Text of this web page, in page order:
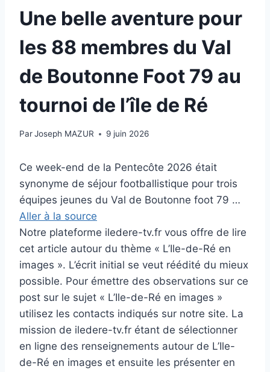
Une belle aventure pour
les 88 membres du Val
de Boutonne Foot 79 au
tournoi de l’île de Ré
ParJoseph MAZUR 9 juin 2026
Ce week-end de la Pentecôte 2026 était
synonyme de séjour footballistique pour trois
équipes jeunes du Val de Boutonne foot 79 …
Aller à la source
Notre plateforme iledere-tv.fr vous offre de lire
cet article autour du thème « L’Ile-de-Ré en
images ». L’écrit initial se veut réédité du mieux
possible. Pour émettre des observations sur ce
post sur le sujet « L’Ile-de-Ré en images »
utilisez les contacts indiqués sur notre site. La
mission de iledere-tv.fr étant de sélectionner
en ligne des renseignements autour de L’Ile-
de-Ré en images et ensuite les présenter en